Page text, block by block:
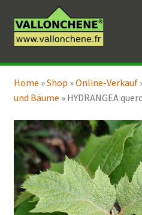
Navigation
springen
Inhalt
springen
Online-Verkauf
Coaching für den Garten
Home »Shop »Online-Verkauf
und Bäume » HYDRANGEA